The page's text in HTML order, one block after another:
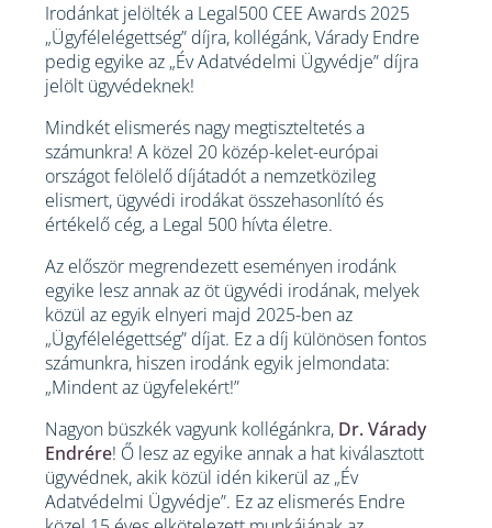
Irodánkat jelölték a Legal500 CEE Awards 2025
„Ügyfélelégettség” díjra, kollégánk, Várady Endre
pedig egyike az „Év Adatvédelmi Ügyvédje” díjra
jelölt ügyvédeknek!
Mindkét elismerés nagy megtiszteltetés a
számunkra! A közel 20 közép-kelet-európai
országot felölelő díjátadót a nemzetközileg
elismert, ügyvédi irodákat összehasonlító és
értékelő cég, a Legal 500 hívta életre.
Az először megrendezett eseményen irodánk
egyike lesz annak az öt ügyvédi irodának, melyek
közül az egyik elnyeri majd 2025-ben az
„Ügyfélelégettség” díjat. Ez a díj különösen fontos
számunkra, hiszen irodánk egyik jelmondata:
„Mindent az ügyfelekért!”
Nagyon büszkék vagyunk kollégánkra, Dr. Várady
Endrére! Ő lesz az egyike annak a hat kiválasztott
ügyvédnek, akik közül idén kikerül az „Év
Adatvédelmi Ügyvédje”. Ez az elismerés Endre